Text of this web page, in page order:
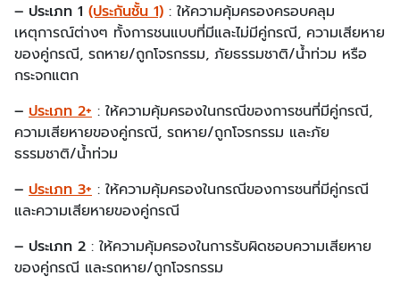
– ประเภท 1 (ประกันชั้น 1) : ให้ความคุ้มครองครอบคลุม
เหตุการณ์ต่างๆ ทั้งการชนแบบที่มีและไม่มีคู่กรณี, ความเสียหาย
ของคู่กรณี, รถหาย/ถูกโจรกรรม, ภัยธรรมชาติ/น้ำท่วม หรือ
กระจกแตก
– ประเภท 2+ : ให้ความคุ้มครองในกรณีของการชนที่มีคู่กรณี,
ความเสียหายของคู่กรณี, รถหาย/ถูกโจรกรรม และภัย
ธรรมชาติ/น้ำท่วม
– ประเภท 3+ : ให้ความคุ้มครองในกรณีของการชนที่มีคู่กรณี
และความเสียหายของคู่กรณี
– ประเภท 2 : ให้ความคุ้มครองในการรับผิดชอบความเสียหาย
ของคู่กรณี และรถหาย/ถูกโจรกรรม